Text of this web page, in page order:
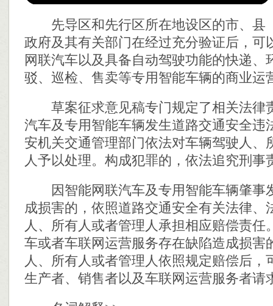
先导区和先行区所在地设区的市、县
政府及其有关部门在经过充分验证后，可
网联汽车以及具备自动驾驶功能的快递、
驳、巡检、售卖等专用智能车辆的商业运
草案征求意见稿专门规定了相关法律
汽车及专用智能车辆发生道路交通安全违
安机关交通管理部门依法对车辆驾驶人、
人予以处理。构成犯罪的，依法追究刑事
因智能网联汽车及专用智能车辆肇事
成损害的，依照道路交通安全有关法律、
人、所有人或者管理人承担相应赔偿责任
车或者车联网运营服务存在缺陷造成损害
人、所有人或者管理人依照规定赔偿后，
生产者、销售者以及车联网运营服务者请